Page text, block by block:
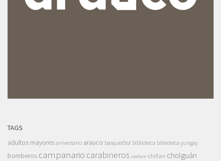
TAGS
adultos mayores aniversario arauco basquetbol biblioteca biblioteca yungay
bomberos campanario carabineros cesfam chillan cholguán